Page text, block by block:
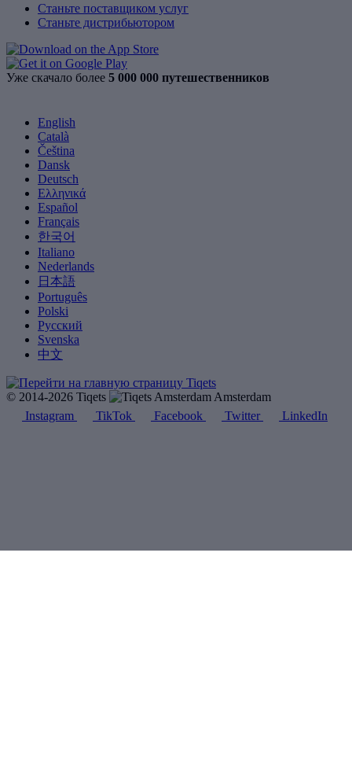
Станьте поставщиком услуг
Станьте дистрибьютором
Уже скачало более 5 000 000 путешественников
English
Català
Čeština
Dansk
Deutsch
Ελληνικά
Español
Français
한국어
Italiano
Nederlands
日本語
Português
Polski
Русский
Svenska
中文
© 2014-2026 Tiqets
Amsterdam
Instagram
TikTok Facebook Twitter LinkedIn